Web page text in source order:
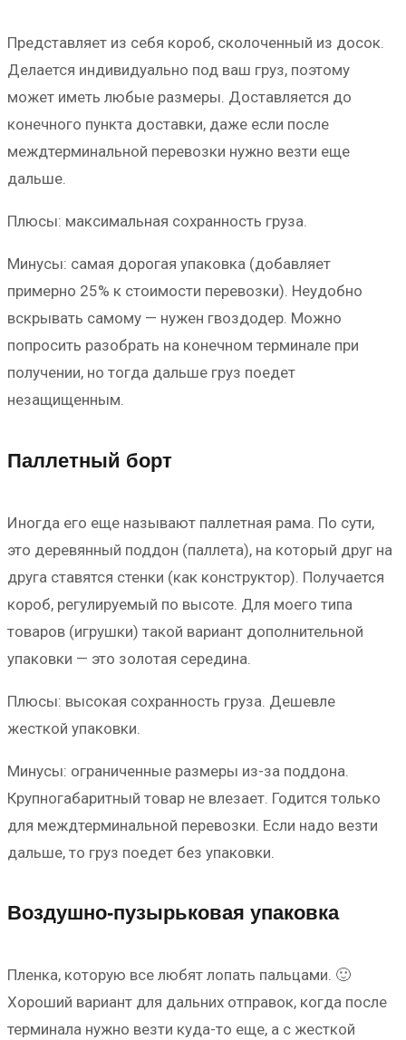
Представляет из себя короб, сколоченный из досок.
Делается индивидуально под ваш груз, поэтому
может иметь любые размеры. Доставляется до
конечного пункта доставки, даже если после
междтерминальной перевозки нужно везти еще
дальше.
Плюсы: максимальная сохранность груза.
Минусы: самая дорогая упаковка (добавляет
примерно 25% к стоимости перевозки). Неудобно
вскрывать самому — нужен гвоздодер. Можно
попросить разобрать на конечном терминале при
получении, но тогда дальше груз поедет
незащищенным.
Паллетный борт
Иногда его еще называют паллетная рама. По сути,
это деревянный поддон (паллета), на который друг на
друга ставятся стенки (как конструктор). Получается
короб, регулируемый по высоте. Для моего типа
товаров (игрушки) такой вариант дополнительной
упаковки — это золотая середина.
Плюсы: высокая сохранность груза. Дешевле
жесткой упаковки.
Минусы: ограниченные размеры из-за поддона.
Крупногабаритный товар не влезает. Годится только
для междтерминальной перевозки. Если надо везти
дальше, то груз поедет без упаковки.
Воздушно-пузырьковая упаковка
Пленка, которую все любят лопать пальцами. 🙂
Хороший вариант для дальних отправок, когда после
терминала нужно везти куда-то еще, а с жесткой